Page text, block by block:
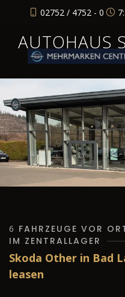
02752 / 4752 - 0
AUTOHAUS
6 FAHRZEUGE VOR
IM ZENTRALLAGER
Skoda Other in Bad
leasen